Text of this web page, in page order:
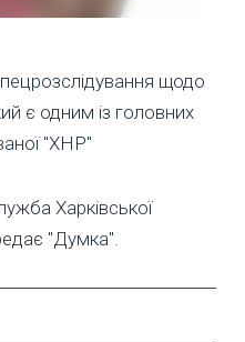
щодо
є одним із головних
"ХНР"
Харківської
"Думка".